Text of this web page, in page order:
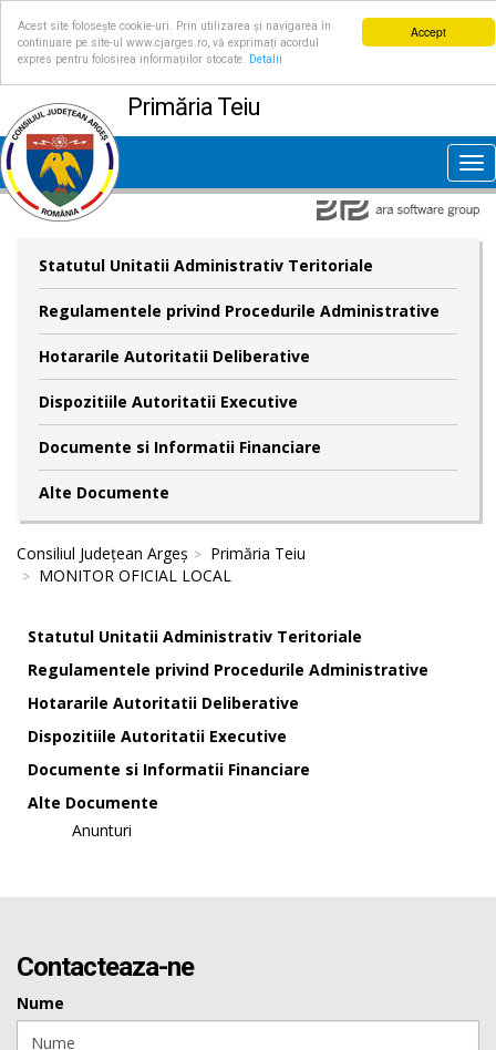
Accept
Acest site folosește cookie-uri. Prin utilizarea și navigarea în
continuare pe site-ul www.cjarges.ro, vă exprimați acordul
expres pentru folosirea informațiilor stocate.
Detalii
Primăria Teiu
Statutul Unitatii Administrativ Teritoriale
Regulamentele privind Procedurile Administrative
Hotararile Autoritatii Deliberative
Dispozitiile Autoritatii Executive
Documente si Informatii Financiare
Alte Documente
Consiliul Județean Argeș
Primăria Teiu
MONITOR OFICIAL LOCAL
Statutul Unitatii Administrativ Teritoriale
Regulamentele privind Procedurile Administrative
Hotararile Autoritatii Deliberative
Dispozitiile Autoritatii Executive
Documente si Informatii Financiare
Alte Documente
Anunturi
Contacteaza-ne
Nume